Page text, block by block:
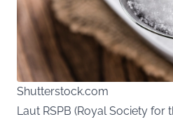
Shutterstock.com
Laut RSPB (Royal Society for